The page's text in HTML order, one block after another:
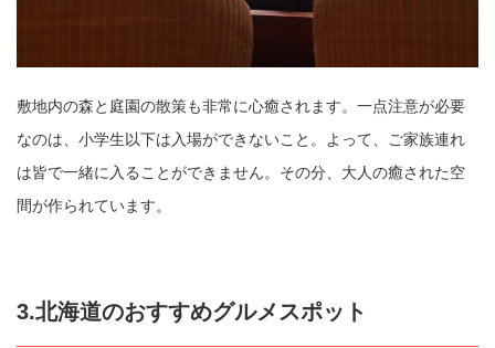
敷地内の森と庭園の散策も非常に心癒されます。一点注意が必要
なのは、小学生以下は入場ができないこと。よって、ご家族連れ
は皆で一緒に入ることができません。その分、大人の癒された空
間が作られています。
3.北海道のおすすめグルメスポット